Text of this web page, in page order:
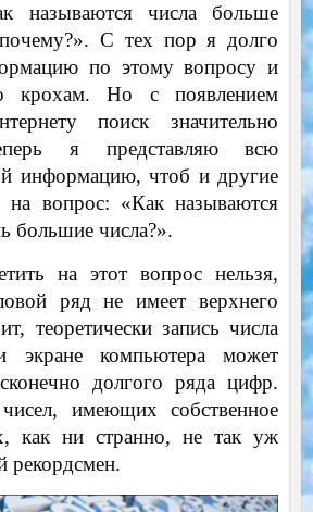
называются числа больше
С тех пор я долго
по этому вопросу и
крохам. Но с появлением
поиск значительно
я представляю всю
информацию, чтоб и другие
на вопрос: «Как называются
большие числа?».
на этот вопрос нельзя,
ряд не имеет верхнего
теоретически запись числа
экране компьютера может
долгого ряда цифр.
имеющих собственное
как ни странно, не так уж
рекордсмен.